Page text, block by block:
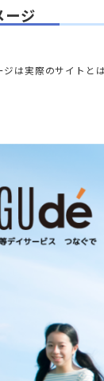
ージ
は実際のサイトと